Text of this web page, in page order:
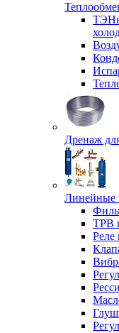
ТЭНы
Дренаж
Линейные
ТРВ
Реле